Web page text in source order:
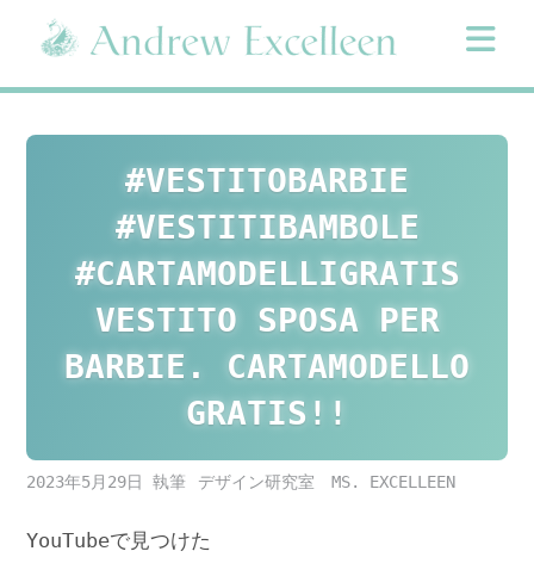
content
#VESTITOBARBIE
#VESTITIBAMBOLE
#CARTAMODELLIGRATIS
VESTITO SPOSA PER
BARBIE. CARTAMODELLO
GRATIS!!
2023年5月29日 デザイン研究室 MS. EXCELLEEN
YouTubeで見つけた